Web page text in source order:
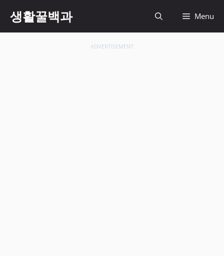
생활꿀백과 Menu
ADVERTISEMENT